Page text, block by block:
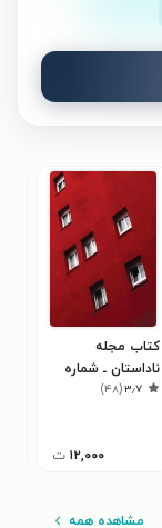
کتاب مجله
ناداستان ـ شماره
۰۰۱ ـ فروردین ۱۳۹۸ ۳٫۷(۴۸)
۱۲,۰۰۰ ت
مشاهده همه